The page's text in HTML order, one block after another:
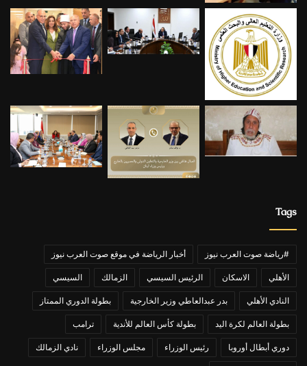
Tags
#رياضة صوت العرب نيوز أخبار الرياضة في موقع صوت العرب نيوز
الأهلي الاسكان الرئيس السيسي الزمالك السيسي
النادي الأهلي بدر عبدالعاطي وزير الخارجية بطولة الدوري الممتاز
بطولة العالم لكرة اليد بطولة كأس العالم للأندية ترامب
دوري أبطال أوروبا رئيس الوزراء مجلس الوزراء نادي الزمالك